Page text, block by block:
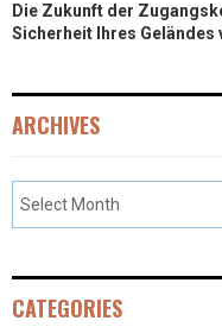
Die Zukunft der
Sicherheit Ihres Geländes
ARCHIVES
CATEGORIES